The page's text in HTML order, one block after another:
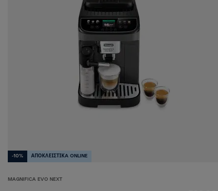
-10% ΑΠΟΚΛΕΙΣΤΙΚA ONLINE
MAGNIFICA EVO NEXT